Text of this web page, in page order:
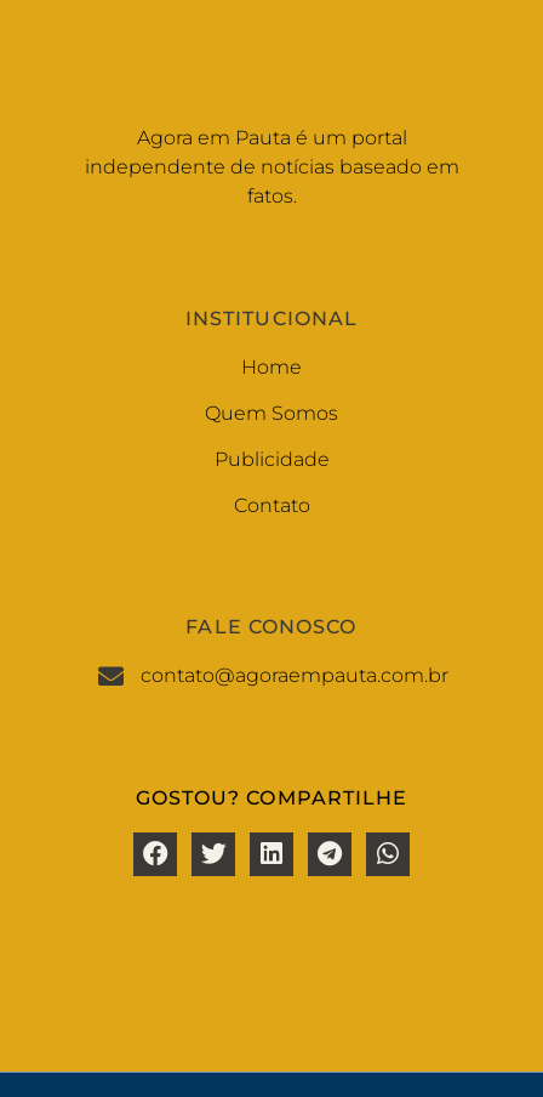
Agora em Pauta é um portal
independente de notícias baseado em
fatos.
INSTITUCIONAL
Home
Quem Somos
Publicidade
Contato
FALE CONOSCO
contato@agoraempauta.com.br
GOSTOU? COMPARTILHE